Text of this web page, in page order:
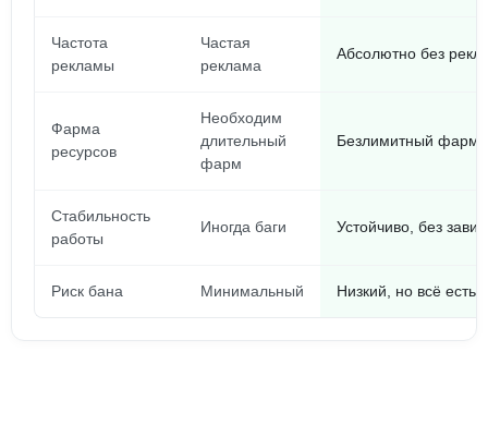
Частота
рекламы
Частая
реклама
Абсолютно без
Фарма
ресурсов
Необходим
длительный
фарм
Безлимитный фарм
Стабильность
работы
Иногда баги Устойчиво, без
Риск бана Минимальный Низкий, но всё есть